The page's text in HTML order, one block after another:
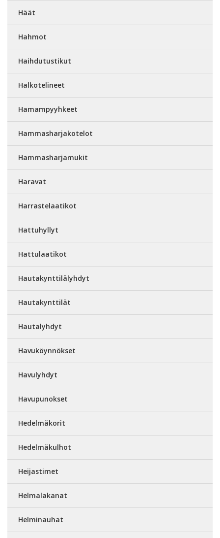
Häät
Hahmot
Haihdutustikut
Halkotelineet
Hamampyyhkeet
Hammasharjakotelot
Hammasharjamukit
Haravat
Harrastelaatikot
Hattuhyllyt
Hattulaatikot
Hautakynttilälyhdyt
Hautakynttilät
Hautalyhdyt
Havuköynnökset
Havulyhdyt
Havupunokset
Hedelmäkorit
Hedelmäkulhot
Heijastimet
Helmalakanat
Helminauhat